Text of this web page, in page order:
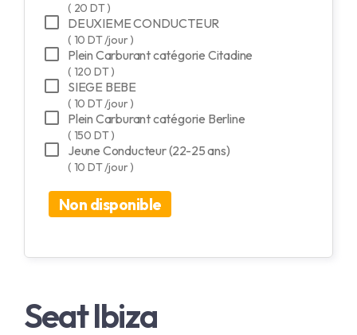
( 20 DT )
DEUXIEME CONDUCTEUR
( 10 DT /jour )
Plein Carburant catégorie Citadine
( 120 DT )
SIEGE BEBE
( 10 DT /jour )
Plein Carburant catégorie Berline
( 150 DT )
Jeune Conducteur (22-25 ans)
( 10 DT /jour )
Non disponible
Seat Ibiza